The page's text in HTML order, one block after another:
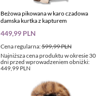
Beżowa pikowana w karo czadowa
damska kurtka z kapturem
Cena regularna:599,99 PLN
449,99 PLN
Najniższa cena produktu w okresie 30
dni przed wprowadzeniem obniżki:
449,99 PLN